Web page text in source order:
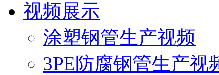
视频展示
涂塑钢管生产视频
3PE防腐钢管生产视